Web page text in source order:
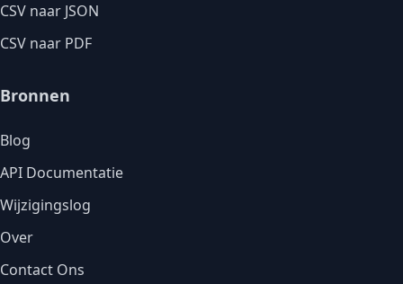
CSV naar JSON
CSV naar PDF
Bronnen
Blog
API Documentatie
Wijzigingslog
Over
Contact Ons